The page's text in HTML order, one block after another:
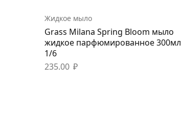
Жидкое мыло
Grass Milana Spring Bloom мыло
жидкое парфюмированное 300мл
1/6
235.00 ₽